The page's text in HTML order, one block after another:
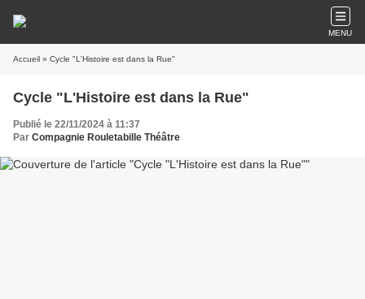
MENU
Accueil » Cycle "L'Histoire est dans la Rue"
Cycle "L'Histoire est dans la Rue"
Publié le 22/11/2024 à 11:37
Par Compagnie Rouletabille Théâtre